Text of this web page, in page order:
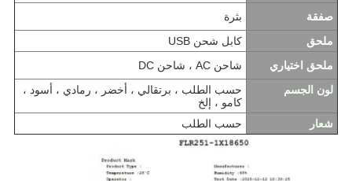
صفقة
بثرة
ملحق
كابل شحن USB
ملحق اختياري
شاحن AC ، شاحن DC
لون الجسم
حسب الطلب ، برتقالي ، أخضر ، رمادي ، أسود ،
كامو ، إلخ
شعار
حسب الطلب